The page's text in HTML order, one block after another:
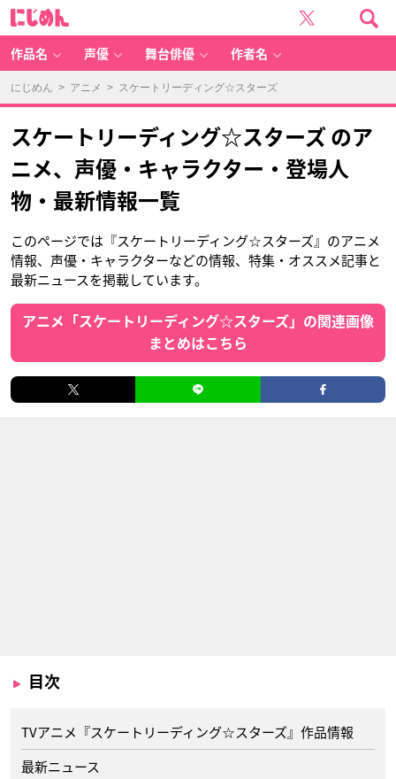
作品名 声優 舞台俳優 作者名
にじめん > アニメ > スケートリーディング☆スターズ
スケートリーディング☆スターズ のア
ニメ、声優・キャラクター・登場人
物・最新情報一覧
このページでは『スケートリーディング☆スターズ』のアニメ
情報、声優・キャラクターなどの情報、特集・オススメ記事と
最新ニュースを掲載しています。
アニメ「スケートリーディング☆スターズ」の関連画像
まとめはこちら
目次
TVアニメ『スケートリーディング☆スターズ』作品情報
最新ニュース